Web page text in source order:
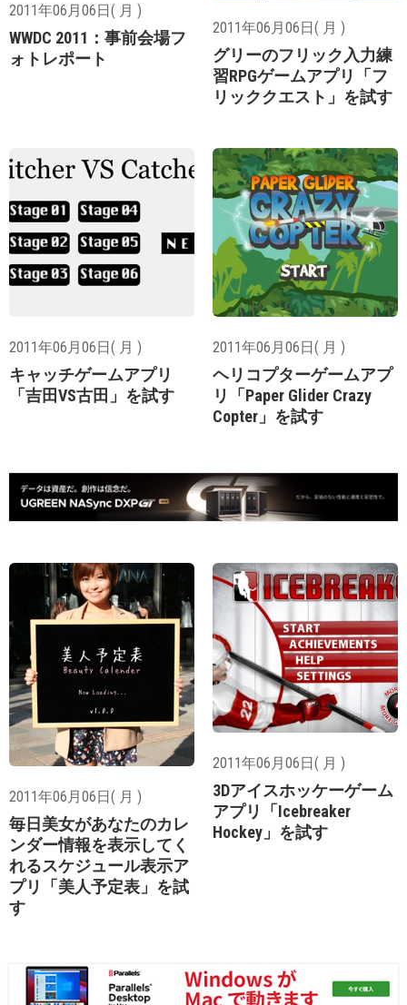
2011年06月06日( 月 )
WWDC 2011：事前会場フ
ォトレポート
2011年06月06日( 月 )
グリーのフリック入力練
習RPGゲームアプリ「フ
リッククエスト」を試す
2011年06月06日( 月 )
キャッチゲームアプリ
「吉田VS古田」を試す
2011年06月06日( 月 )
ヘリコプターゲームアプ
リ「Paper Glider Crazy
Copter」を試す
2011年06月06日( 月 )
毎日美女があなたのカレ
ンダー情報を表示してく
れるスケジュール表示ア
プリ「美人予定表」を試
す
2011年06月06日( 月 )
3Dアイスホッケーゲーム
アプリ「Icebreaker
Hockey」を試す